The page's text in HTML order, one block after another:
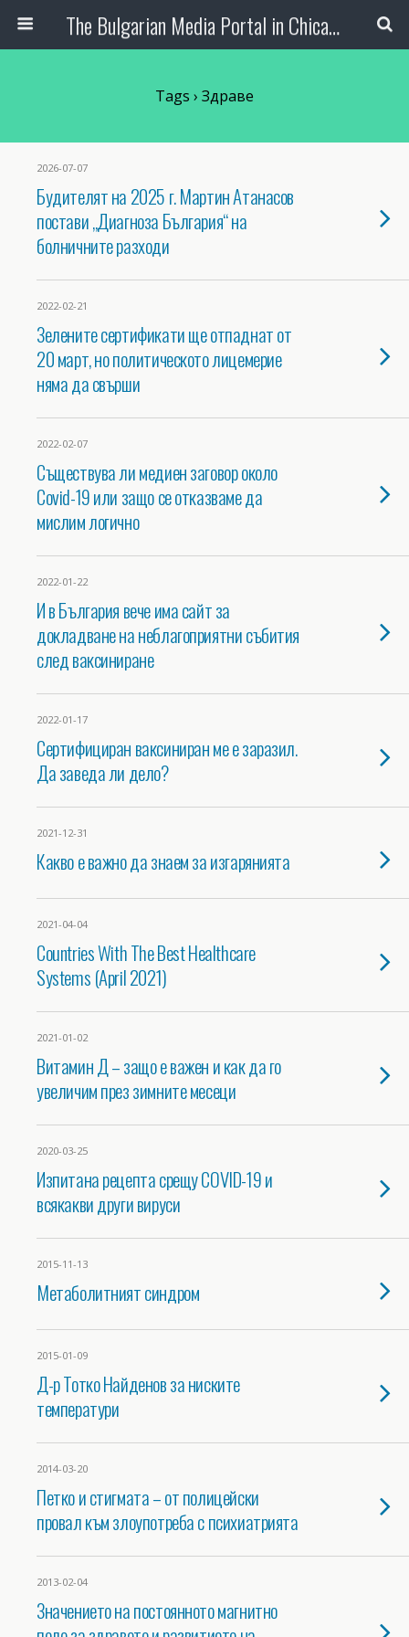
The Bulgarian Media Portal in Chicago
Tags › Здраве
2026-07-07
Будителят на 2025 г. Мартин Атанасов
постави „Диагноза България“ на
болничните разходи
2022-02-21
Зелените сертификати ще отпаднат от
20 март, но политическото лицемерие
няма да свърши
2022-02-07
Съществува ли медиен заговор около
Covid-19 или защо се отказваме да
мислим логично
2022-01-22
И в България вече има сайт за
докладване на неблагоприятни събития
след ваксиниране
2022-01-17
Сертифициран ваксиниран ме е заразил.
Да заведа ли дело?
2021-12-31
Какво е важно да знаем за изгарянията
2021-04-04
Countries With The Best Healthcare
Systems (April 2021)
2021-01-02
Витамин Д – защо е важен и как да го
увеличим през зимните месеци
2020-03-25
Изпитана рецепта срещу COVID-19 и
всякакви други вируси
2015-11-13
Метаболитният синдром
2015-01-09
Д-р Тотко Найденов за ниските
температури
2014-03-20
Петко и стигмата – от полицейски
провал към злоупотреба с психиатрията
2013-02-04
Значението на постоянното магнитно